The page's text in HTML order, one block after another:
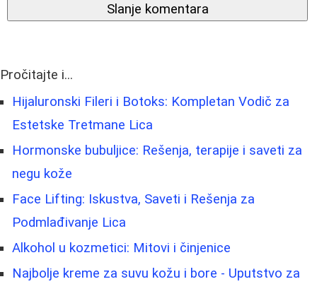
Slanje komentara
Pročitajte i...
Hijaluronski Fileri i Botoks: Kompletan Vodič za
Estetske Tretmane Lica
Hormonske bubuljice: Rešenja, terapije i saveti za
negu kože
Face Lifting: Iskustva, Saveti i Rešenja za
Podmlađivanje Lica
Alkohol u kozmetici: Mitovi i činjenice
Najbolje kreme za suvu kožu i bore - Uputstvo za